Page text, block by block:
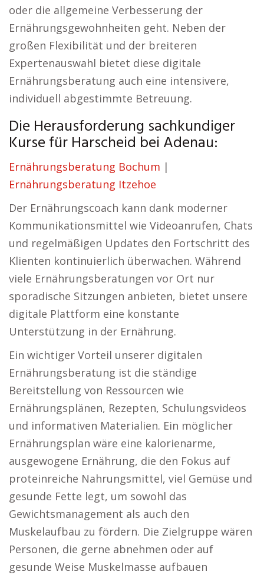
oder die allgemeine Verbesserung der
Ernährungsgewohnheiten geht. Neben der
großen Flexibilität und der breiteren
Expertenauswahl bietet diese digitale
Ernährungsberatung auch eine intensivere,
individuell abgestimmte Betreuung.
Die Herausforderung sachkundiger
Kurse für Harscheid bei Adenau:
Ernährungsberatung Bochum |
Ernährungsberatung Itzehoe
Der Ernährungscoach kann dank moderner
Kommunikationsmittel wie Videoanrufen, Chats
und regelmäßigen Updates den Fortschritt des
Klienten kontinuierlich überwachen. Während
viele Ernährungsberatungen vor Ort nur
sporadische Sitzungen anbieten, bietet unsere
digitale Plattform eine konstante
Unterstützung in der Ernährung.
Ein wichtiger Vorteil unserer digitalen
Ernährungsberatung ist die ständige
Bereitstellung von Ressourcen wie
Ernährungsplänen, Rezepten, Schulungsvideos
und informativen Materialien. Ein möglicher
Ernährungsplan wäre eine kalorienarme,
ausgewogene Ernährung, die den Fokus auf
proteinreiche Nahrungsmittel, viel Gemüse und
gesunde Fette legt, um sowohl das
Gewichtsmanagement als auch den
Muskelaufbau zu fördern. Die Zielgruppe wären
Personen, die gerne abnehmen oder auf
gesunde Weise Muskelmasse aufbauen